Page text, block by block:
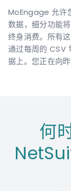
MoEngage 允许
数据，细分功能
终身消费。所有
通过每周的 CSV
据上。您正在向
何